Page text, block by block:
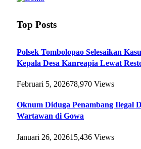
Top Posts
Polsek Tombolopao Selesaikan
Kepala Desa Kanreapia Lewat
Februari 5, 202678,970 Views
Oknum Diduga Penambang Ilegal
Wartawan di Gowa
Januari 26, 202615,436 Views